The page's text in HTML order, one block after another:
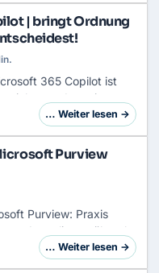
| bringt Ordnung
365 Copilot ist
sondern ein
… Weiter lesen →
Purview
Purview: Praxis
liegen überall:
SharePoint-Listen und
… Weiter lesen →